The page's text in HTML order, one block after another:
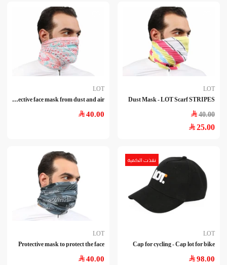
LOT
Dust Mask - LOT Scarf STRIPES
40.00
25.00
LOT
A p
rotective face mask from dust and air
40.00
نفذت الكمية
LOT
Cap for cycling - Cap lot for bike
98.00
LOT
Protective mask to protect the face
40.00